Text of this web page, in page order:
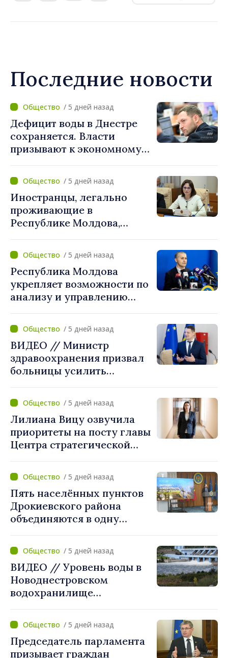
Последние новости
/ 5 дней назад
Дефицит воды в Днестре
сохраняется. Власти
призывают к экономному
/ 5 дней назад
Иностранцы, легально
проживающие в
Республике Молдова,
доступ к механизмам
социальной и финансовой
интеграции
/ 5 дней назад
Республика Молдова
укрепляет возможности по
анализу и управлению
безопасности.
Методология утверждена
правительством
/ 5 дней назад
ВИДЕО // Министр
здравоохранения призвал
больницы усилить
чрезвычайным ситуациям
/ 5 дней назад
Лилиана Вицу озвучила
приоритеты на посту главы
Центра стратегической
противодействия
дезинформации: «Мы
станем ориентиром для
построения более
сильного и устойчивого
/ 5 дней назад
Пять населённых пунктов
Дрокиевского района
объединяются в одну
укрупнение при поддержке
стимулирующих выплат
свыше 28 миллионов леев
от правительства
/ 5 дней назад
ВИДЕО // Уровень воды в
Новоднестровском
водохранилище
/ 5 дней назад
Председатель парламента
призывает граждан